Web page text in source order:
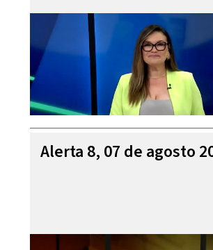
Alerta 8, 07 de agosto